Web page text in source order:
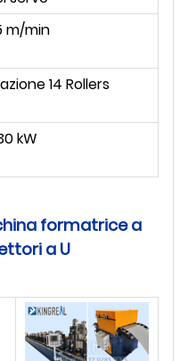
m/min
14 Rollers
kW
formatrice a
a U